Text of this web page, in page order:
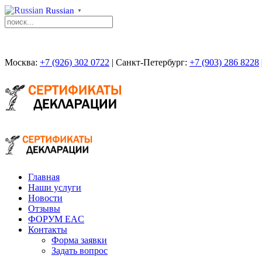
Russian ▼
Москва: +7 (926) 302 0722 | Санкт-Петербург: +7 (903) 286 8228
Главная
Наши услуги
Новости
Отзывы
ФОРУМ EAC
Контакты
Форма заявки
Задать вопрос